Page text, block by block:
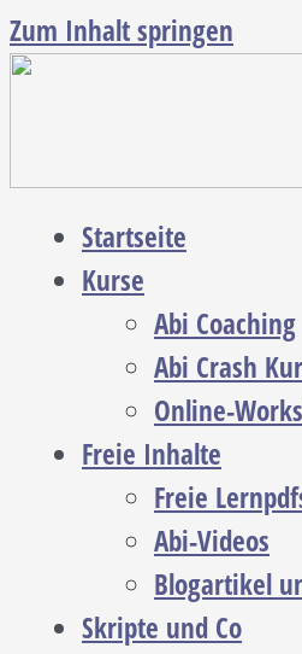
Zum Inhalt springen
Startseite
Kurse
Abi Coaching
Abi Crash
Online-
Freie Inhalte
Freie
Abi-Videos
Blogartikel
Skripte und Co